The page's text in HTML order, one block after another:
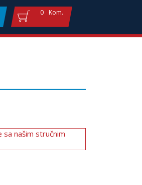
0 Kom.
našim stručnim